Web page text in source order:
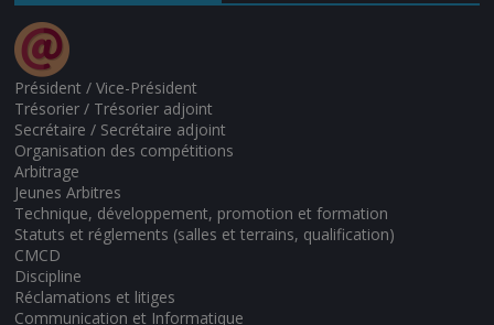
Président / Vice-Président
Trésorier / Trésorier adjoint
Secrétaire / Secrétaire adjoint
Organisation des compétitions
Arbitrage
Jeunes Arbitres
Technique, développement, promotion et formation
Statuts et réglements (salles et terrains, qualification)
CMCD
Discipline
Réclamations et litiges
Communication et Informatique